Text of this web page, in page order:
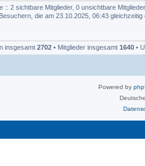
:: 2 sichtbare Mitglieder, 0 unsichtbare
Besuchern, die am 23.10.2025, 06:43 gleichzeitig
insgesamt 2702 • Mitglieder insgesamt 1640 •
Powered by